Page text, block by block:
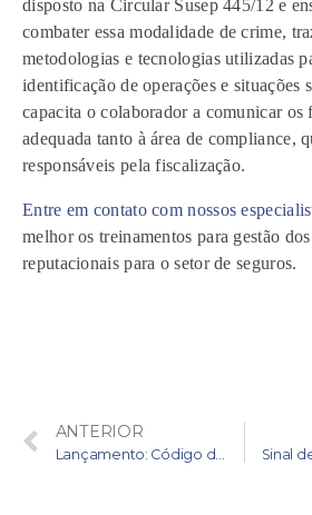
disposto na Circular Susep 445/12 e
combater essa modalidade de crime,
metodologias e tecnologias utilizadas
identificação de operações e situações
capacita o colaborador a comunicar os
adequada tanto à área de compliance,
responsáveis pela fiscalização.
Entre em contato com nossos
melhor os treinamentos para gestão
reputacionais para o setor de seguros.
ANTERIOR
Lançamento: Código de Ética e Conduta em quadrinhos